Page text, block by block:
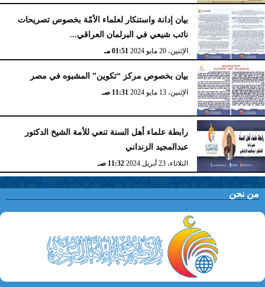
بيان إدانة واستنكار لعلماء الأمّة بخصوص تصريحات
نائب شيعي في البرلمان العراقي...
الإثنين، 20 مايو 2024 01:51 مـ
بيان بخصوص مركز “تكوين” المشبوه في مصر
الإثنين، 13 مايو 2024 11:31 صـ
رابطة علماء أهل السنة تنعي للأمة الشيخ الدكتور
عبدالمجيد الزنداني
الثلاثاء، 23 أبريل 2024 11:32 صـ
من نحن